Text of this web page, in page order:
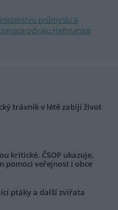
průmyslu a
odvalu Heřmanice
trávník v létě zabíjí život
kritické. ČSOP ukazuje,
pomoci veřejnost i obce
ptáky a další zvířata